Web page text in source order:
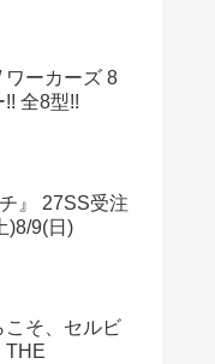
ワーカーズ 8
!! 全8型!!
』 27SS受注
)8/9(日)
こそ、セルビ
THE